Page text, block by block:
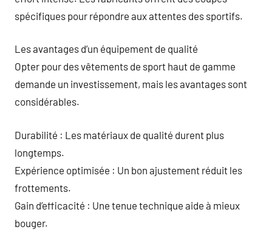
spécifiques pour répondre aux attentes des sportifs.
Les avantages d’un équipement de qualité
Opter pour des vêtements de sport haut de gamme
demande un investissement, mais les avantages sont
considérables.
Durabilité : Les matériaux de qualité durent plus
longtemps.
Expérience optimisée : Un bon ajustement réduit les
frottements.
Gain d’efficacité : Une tenue technique aide à mieux
bouger.